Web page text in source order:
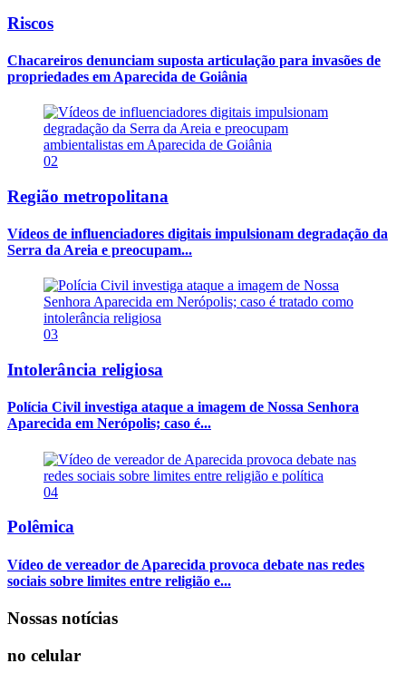
Riscos
Chacareiros denunciam suposta articulação para invasões de
propriedades em Aparecida de Goiânia
02
Região metropolitana
Vídeos de influenciadores digitais impulsionam degradação da
Serra da Areia e preocupam...
03
Intolerância religiosa
Polícia Civil investiga ataque a imagem de Nossa Senhora
Aparecida em Nerópolis; caso é...
04
Polêmica
Vídeo de vereador de Aparecida provoca debate nas redes
sociais sobre limites entre religião e...
Nossas notícias
no celular